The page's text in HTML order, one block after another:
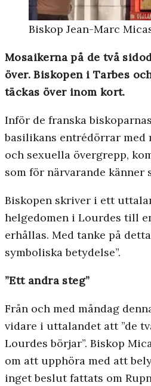
Biskop Jean-Marc
Mosaikerna på de två
över. Biskopen i Tarbes
täckas över inom kort.
Inför de franska
basilikans entrédörrar med
och sexuella övergrepp,
som för närvarande känner
Biskopen skriver i ett
helgedomen i Lourdes till
erhållas. Med tanke på
symboliska betydelse”.
”Ett andra steg”
Från och med måndag
vidare i uttalandet att ”de
Lourdes börjar”. Biskop
om att upphöra med att
inget beslut fattats om